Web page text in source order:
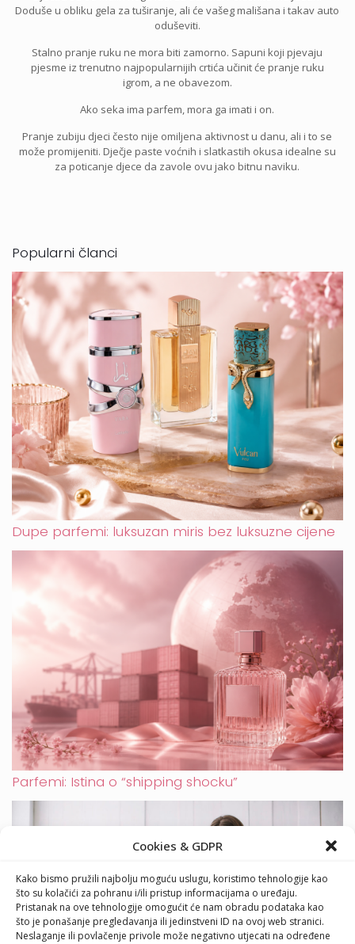
Cookies & GDPR
Kako bismo pružili najbolju moguću uslugu, koristimo tehnologije kao
što su kolačići za pohranu i/ili pristup informacijama o uređaju.
Pristanak na ove tehnologije omogućit će nam obradu podataka kao
što je ponašanje pregledavanja ili jedinstveni ID na ovoj web stranici.
Neslaganje ili povlačenje privole može negativno utjecati na određene
Doduše u obliku gela za tuširanje, ali će vašeg mališana i takav auto
oduševiti.
Stalno pranje ruku ne mora biti zamorno. Sapuni koji pjevaju
pjesme iz trenutno najpopularnijih crtića učinit će pranje ruku
igrom, a ne obavezom.
Ako seka ima parfem, mora ga imati i on.
Pranje zubiju djeci često nije omiljena aktivnost u danu, ali i to se
može promijeniti. Dječje paste voćnih i slatkastih okusa idealne su
za poticanje djece da zavole ovu jako bitnu naviku.
Popularni članci
Dupe parfemi: luksuzan miris bez luksuzne cijene
Parfemi: Istina o “shipping shocku”